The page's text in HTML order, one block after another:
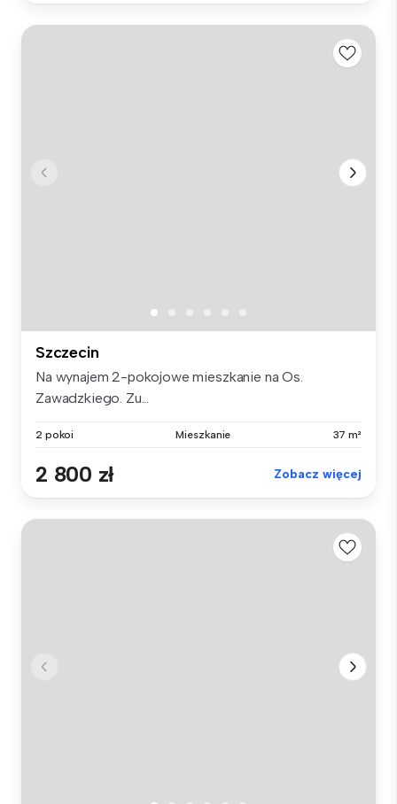
Szczecin
Na wynajem 2-pokojowe mieszkanie na Os.
Zawadzkiego. Zu...
2 pokoi Mieszkanie 37 m²
2 800 zł Zobacz więcej